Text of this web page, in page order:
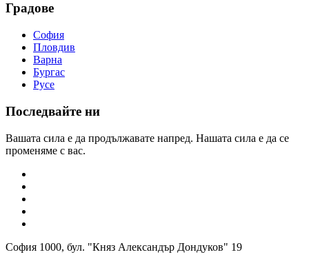
Градове
София
Пловдив
Варна
Бургас
Русе
Последвайте ни
Вашата сила е да продължавате напред. Нашата сила е да се
променяме с вас.
София 1000, бул. "Княз Александър Дондуков" 19